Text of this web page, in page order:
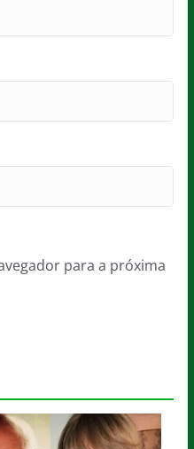
para a próxima